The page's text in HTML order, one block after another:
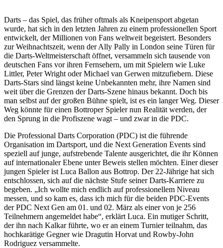
Darts – das Spiel, das früher oftmals als Kneipensport abgetan
wurde, hat sich in den letzten Jahren zu einem professionellen Sport
entwickelt, der Millionen von Fans weltweit begeistert. Besonders
zur Weihnachtszeit, wenn der Ally Pally in London seine Türen für
die Darts-Weltmeisterschaft öffnet, versammeln sich tausende von
deutschen Fans vor ihren Fernsehern, um mit Spielern wie Luke
Littler, Peter Wright oder Michael van Gerwen mitzufiebern. Diese
Darts-Stars sind längst keine Unbekannten mehr, ihre Namen sind
weit über die Grenzen der Darts-Szene hinaus bekannt. Doch bis
man selbst auf der großen Bühne spielt, ist es ein langer Weg. Dieser
Weg könnte für einen Bottroper Spieler nun Realität werden, der
den Sprung in die Profiszene wagt – und zwar in die PDC.
Die Professional Darts Corporation (PDC) ist die führende
Organisation im Dartsport, und die Next Generation Events sind
speziell auf junge, aufstrebende Talente ausgerichtet, die ihr Können
auf internationaler Ebene unter Beweis stellen möchten. Einer dieser
jungen Spieler ist Luca Ballon aus Bottrop. Der 22-Jährige hat sich
entschlossen, sich auf die nächste Stufe seiner Darts-Karriere zu
begeben. „Ich wollte mich endlich auf professionellem Niveau
messen, und so kam es, dass ich mich für die beiden PDC-Events
der PDC Next Gen am 01. und 02. März als einer von je 256
Teilnehmern angemeldet habe“, erklärt Luca. Ein mutiger Schritt,
der ihn nach Kalkar führte, wo er an einem Turnier teilnahm, das
hochkarätige Gegner wie Dragutin Horvat und Rowby-John
Rodriguez versammelte.